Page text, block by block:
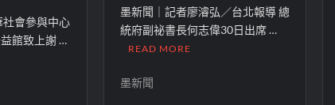
社會參與中心
館致上謝 …
墨新聞｜記者廖濬弘／台北報導 總
統府副祕書長何志偉30日出席 …
READ MORE
墨新聞